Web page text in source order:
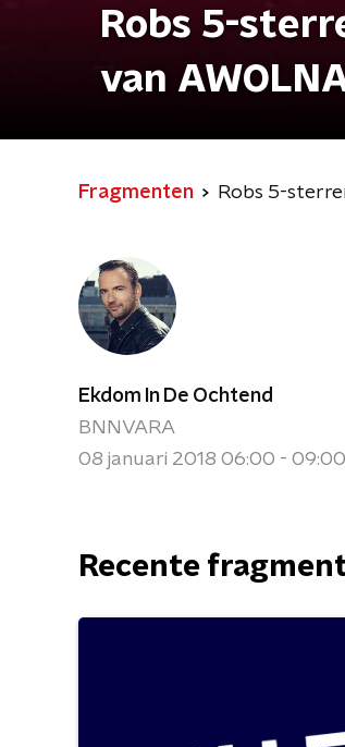
Robs 5-
van
Fragmenten Robs 5-
Ekdom In De Ochtend
BNNVARA
08 januari 2018 06:00 - 09:00
Recente